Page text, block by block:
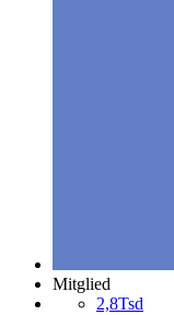
Mitglied
2,8Tsd